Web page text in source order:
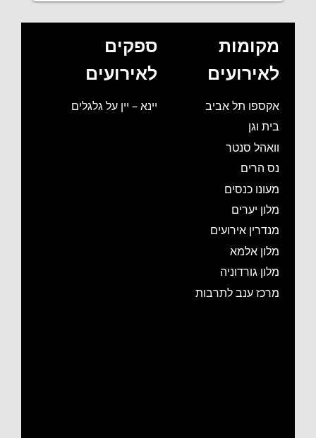
מקומות
לאירועים
אקספו תל אביב
וואהל סנטר
נס הרים
מעונו כנסים
מלון יערים
מנדרין אירועים
מלון אלמא
מלון גורדוניה
מרכז ענב לתרבות
ספקים
לאירועים
יינא – יין על גלגלים